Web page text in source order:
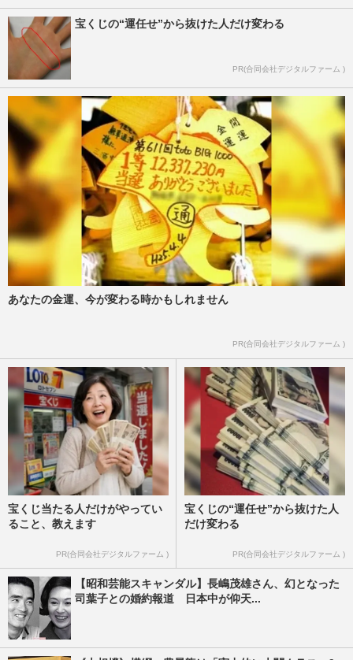
宝くじの“運任せ”から抜けた人だけ変わる
PR(合同会社デジタルファーム )
あなたの金運、今が変わる時かもしれません
PR(合同会社デジタルファーム )
宝くじ当たる人だけがやってい
ること、教えます
PR(合同会社デジタルファーム )
宝くじの“運任せ”から抜けた人
だけ変わる
PR(合同会社デジタルファーム )
【昭和芸能スキャンダル】長嶋茂雄さん、幻となった
司葉子との婚約報道 日本中が仰天...